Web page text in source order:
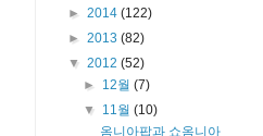
► 2014 (122)
► 2013 (82)
▼ 2012 (52)
► 12월(7)
▼ 11월(10)
옴니아팝과 쇼옴니아